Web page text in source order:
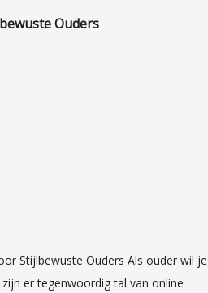
Ouders
Stijlbewuste Ouders Als ouder wil je
er tegenwoordig tal van online